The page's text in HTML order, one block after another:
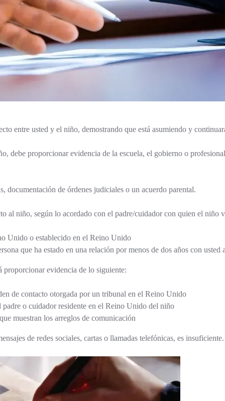
entre usted y el niño, demostrando que está asumiendo y
debe proporcionar evidencia de la escuela, el gobierno o
documentación de órdenes judiciales o un acuerdo parental.
al niño, según lo acordado con el padre/cuidador con quien el
Unido o establecido en el Reino Unido
que ha estado en una relación por menos de dos años con usted
proporcionar evidencia de lo siguiente:
de contacto otorgada por un tribunal en el Reino Unido
o cuidador residente en el Reino Unido del niño
muestran los arreglos de comunicación
de redes sociales, cartas o llamadas telefónicas, es insuficiente.